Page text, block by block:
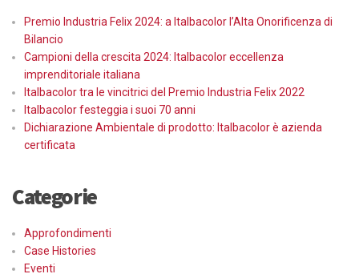
Premio Industria Felix 2024: a Italbacolor l’Alta Onorificenza di
Bilancio
Campioni della crescita 2024: Italbacolor eccellenza
imprenditoriale italiana
Italbacolor tra le vincitrici del Premio Industria Felix 2022
Italbacolor festeggia i suoi 70 anni
Dichiarazione Ambientale di prodotto: Italbacolor è azienda
certificata
Categorie
Approfondimenti
Case Histories
Eventi